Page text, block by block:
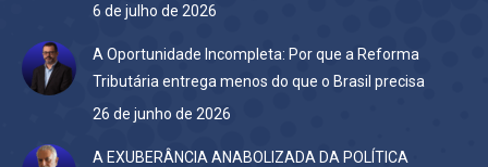
6 de julho de 2026
A Oportunidade Incompleta: Por que a Reforma
Tributária entrega menos do que o Brasil precisa
26 de junho de 2026
A EXUBERÂNCIA ANABOLIZADA DA POLÍTICA